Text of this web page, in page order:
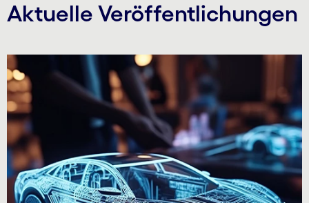
Aktuelle Veröffent­lichungen